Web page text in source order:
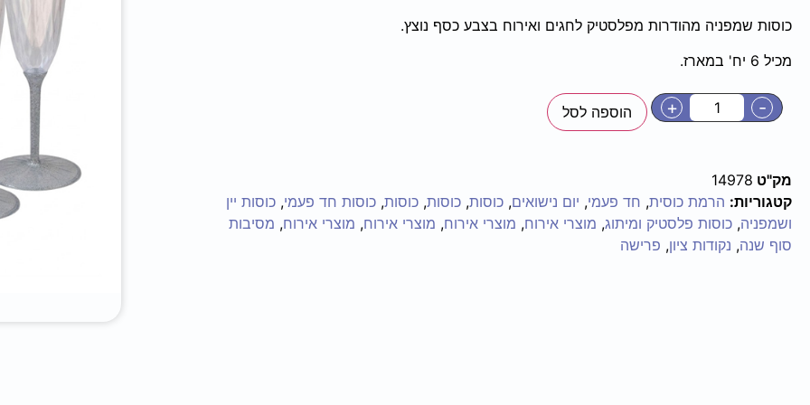
כוסות שמפניה מהודרות מפלסטיק לחגים ואירוח בצבע כסף נוצץ.
מכיל 6 יח' במארז.
-
+ הוספה לסל
מק"ט 14978
קטגוריות: הרמת כוסית, חד פעמי, יום נישואים, כוסות, כוסות, כוסות, כוסות חד פעמי, כוסות יין
ושמפניה, כוסות פלסטיק ומיתוג, מוצרי אירוח, מוצרי אירוח, מוצרי אירוח, מוצרי אירוח, מסיבות
סוף שנה, נקודות ציון, פרישה